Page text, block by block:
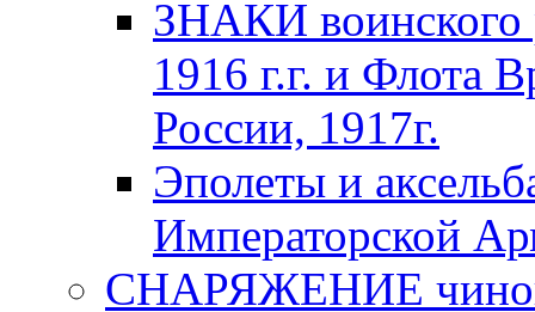
ЗНАКИ воинского
1916 г.г. и Флота
России, 1917г.
Эполеты и
Императорской
СНАРЯЖЕНИЕ чинов